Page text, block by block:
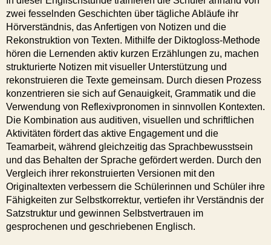
zwei fesselnden Geschichten über tägliche Abläufe ihr
Hörverständnis, das Anfertigen von Notizen und die
Rekonstruktion von Texten. Mithilfe der Diktogloss-Methode
hören die Lernenden aktiv kurzen Erzählungen zu, machen
strukturierte Notizen mit visueller Unterstützung und
rekonstruieren die Texte gemeinsam. Durch diesen Prozess
konzentrieren sie sich auf Genauigkeit, Grammatik und die
Verwendung von Reflexivpronomen in sinnvollen Kontexten.
Die Kombination aus auditiven, visuellen und schriftlichen
Aktivitäten fördert das aktive Engagement und die
Teamarbeit, während gleichzeitig das Sprachbewusstsein
und das Behalten der Sprache gefördert werden. Durch den
Vergleich ihrer rekonstruierten Versionen mit den
Originaltexten verbessern die Schülerinnen und Schüler ihre
Fähigkeiten zur Selbstkorrektur, vertiefen ihr Verständnis der
Satzstruktur und gewinnen Selbstvertrauen im
gesprochenen und geschriebenen Englisch.